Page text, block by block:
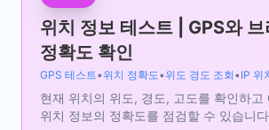
위치 정보 테스트 | GPS와
정확도 확인
GPS 테스트 •위치 정확도 •위도 경도 조회 •IP 위
현재 위치의 위도, 경도, 고도를 확인하고
위치 정보의 정확도를 점검할 수 있습니